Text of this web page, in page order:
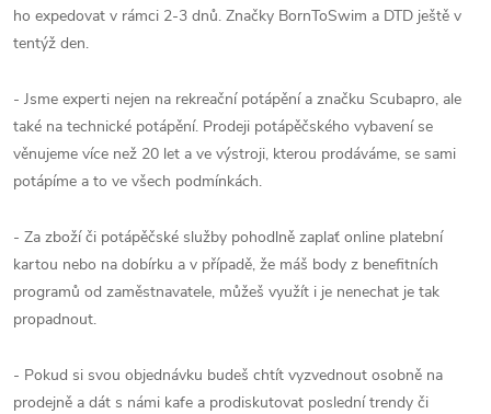
ho expedovat v rámci 2-3 dnů. Značky BornToSwim a DTD ještě v
tentýž den.
- Jsme experti nejen na rekreační potápění a značku Scubapro, ale
také na technické potápění. Prodeji potápěčského vybavení se
věnujeme více než 20 let a ve výstroji, kterou prodáváme, se sami
potápíme a to ve všech podmínkách.
- Za zboží či potápěčské služby pohodlně zaplať online platební
kartou nebo na dobírku a v případě, že máš body z benefitních
programů od zaměstnavatele, můžeš využít i je nenechat je tak
propadnout.
- Pokud si svou objednávku budeš chtít vyzvednout osobně na
prodejně a dát s námi kafe a prodiskutovat poslední trendy či